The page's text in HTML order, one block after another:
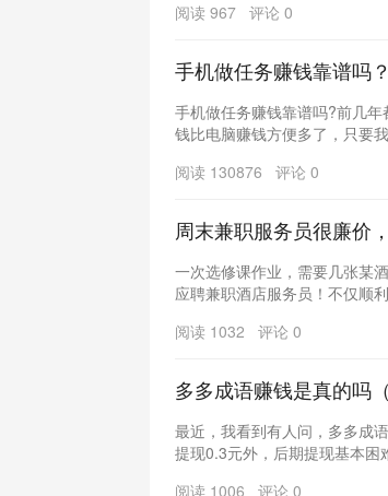
阅读 967 评论 0
手机做任务赚钱靠谱吗
手机做任务赚钱靠谱吗?前几
钱比电脑赚钱方便多了，只要
阅读 130876 评论 0
周末兼职服务员很廉价
一次选修课作业，需要几张某
应聘兼职酒店服务员！不仅顺
阅读 1032 评论 0
多多成语赚钱是真的吗
最近，我看到有人问，多多成
提现0.3元外，后期提现基本
阅读 1006 评论 0